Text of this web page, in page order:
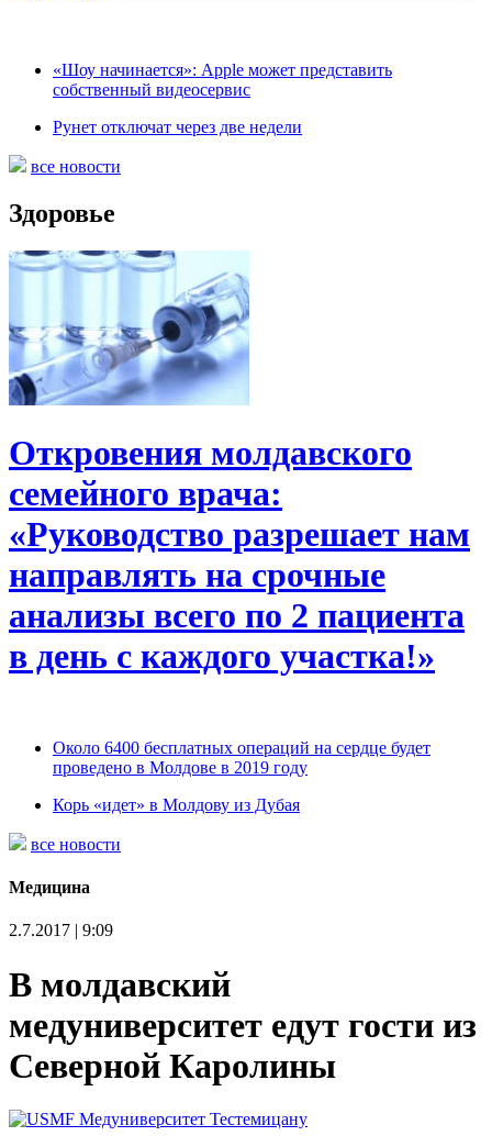
«Шоу начинается»: Apple может представить
собственный видеосервис
Рунет отключат через две недели
все новости
Здоровье
Откровения молдавского
семейного врача:
«Руководство разрешает нам
направлять на срочные
анализы всего по 2 пациента
в день с каждого участка!»
Около 6400 бесплатных операций на сердце будет
проведено в Молдове в 2019 году
Корь «идет» в Молдову из Дубая
все новости
Медицина
2.7.2017 | 9:09
В молдавский
медуниверситет едут гости из
Северной Каролины